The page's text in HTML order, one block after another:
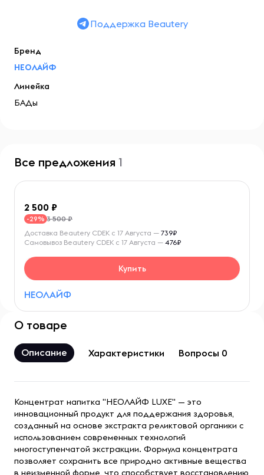
Поддержка Beautery
Бренд
НЕОЛАЙФ
Линейка
БАДы
Все предложения 1
2 500
-29% 3 500 ₽
НЕОЛАЙФ
Доставка Beautery CDEK с 17 Августа — 739₽
Самовывоз Beautery CDEK с 17 Августа — 476₽
Купить
О товаре
Описание Характеристики Вопросы 0
Концентрат напитка "НЕОЛАЙФ LUXE" — это
инновационный продукт для поддержания здоровья,
созданный на основе экстракта реликтовой органики с
использованием современных технологий
многоступенчатой экстракции. Формула концентрата
позволяет сохранить все природно активные вещества
в неизменной форме, что способствует восстановлению